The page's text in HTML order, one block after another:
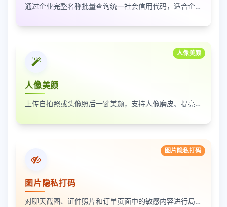
通过企业完整名称批量查询统一社会信用代码，适合企业资料整理、名单核验和工商信息匹配
人像美颜
人像美颜
上传自拍照或头像照后一键美颜，支持人像磨皮、提亮和美颜强度调节，适合人物照片快速优化
图片隐私打码
图片隐私打码
对聊天截图、证件照片和订单页面中的敏感内容进行局部打码，支持多次框选和重复处理